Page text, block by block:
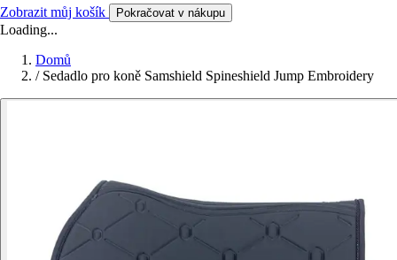
Zobrazit můj košík Pokračovat v nákupu
Loading...
Domů
/ Sedadlo pro koně Samshield Spineshield Jump Embroidery